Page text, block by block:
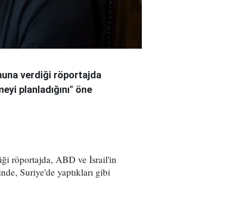
verdiği röportajda
planladığını" öne
röportajda, ABD ve İsrail'in
Suriye'de yaptıkları gibi